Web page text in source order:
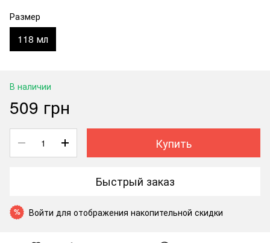
Размер
118 мл
В наличии
509 грн
Купить
Быстрый заказ
% Войти для отображения накопительной скидки